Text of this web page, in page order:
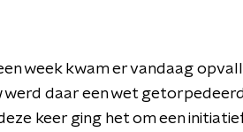
week kwam er vandaag
werd daar een wet
keer ging het om een